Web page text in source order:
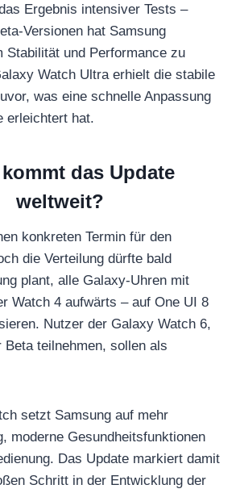
Ergebnis intensiver Tests –
Versionen hat Samsung
Stabilität und Performance zu
Watch Ultra erhielt die stabile
was eine schnelle Anpassung
erleichtert hat.
das Update
weltweit?
konkreten Termin für den
die Verteilung dürfte bald
plant, alle Galaxy-Uhren mit
Watch 4 aufwärts – auf One UI 8
Nutzer der Galaxy Watch 6,
Beta teilnehmen, sollen als
setzt Samsung auf mehr
moderne Gesundheitsfunktionen
Das Update markiert damit
Schritt in der Entwicklung der